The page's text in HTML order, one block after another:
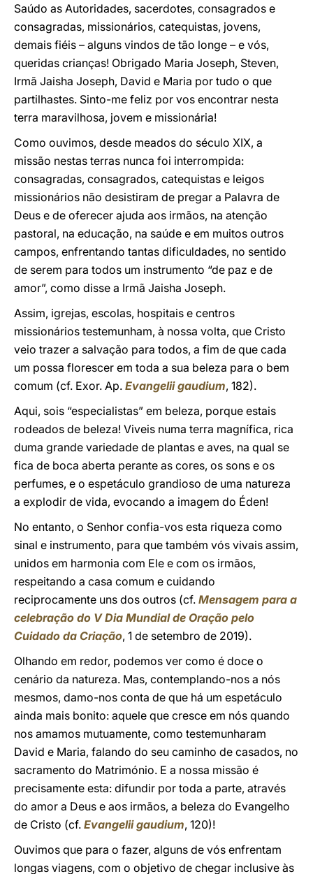
Saúdo as Autoridades, sacerdotes, consagrados e
consagradas, missionários, catequistas, jovens,
demais fiéis – alguns vindos de tão longe – e vós,
queridas crianças! Obrigado Maria Joseph, Steven,
Irmã Jaisha Joseph, David e Maria por tudo o que
partilhastes. Sinto-me feliz por vos encontrar nesta
terra maravilhosa, jovem e missionária!
Como ouvimos, desde meados do século XIX, a
missão nestas terras nunca foi interrompida:
consagradas, consagrados, catequistas e leigos
missionários não desistiram de pregar a Palavra de
Deus e de oferecer ajuda aos irmãos, na atenção
pastoral, na educação, na saúde e em muitos outros
campos, enfrentando tantas dificuldades, no sentido
de serem para todos um instrumento “de paz e de
amor”, como disse a Irmã Jaisha Joseph.
Assim, igrejas, escolas, hospitais e centros
missionários testemunham, à nossa volta, que Cristo
veio trazer a salvação para todos, a fim de que cada
um possa florescer em toda a sua beleza para o bem
comum (cf. Exor. Ap. Evangelii gaudium, 182).
Aqui, sois “especialistas” em beleza, porque estais
rodeados de beleza! Viveis numa terra magnífica, rica
duma grande variedade de plantas e aves, na qual se
fica de boca aberta perante as cores, os sons e os
perfumes, e o espetáculo grandioso de uma natureza
a explodir de vida, evocando a imagem do Éden!
No entanto, o Senhor confia-vos esta riqueza como
sinal e instrumento, para que também vós vivais assim,
unidos em harmonia com Ele e com os irmãos,
respeitando a casa comum e cuidando
reciprocamente uns dos outros (cf. Mensagem para a
celebração do V Dia Mundial de Oração pelo
Cuidado da Criação, 1 de setembro de 2019).
Olhando em redor, podemos ver como é doce o
cenário da natureza. Mas, contemplando-nos a nós
mesmos, damo-nos conta de que há um espetáculo
ainda mais bonito: aquele que cresce em nós quando
nos amamos mutuamente, como testemunharam
David e Maria, falando do seu caminho de casados, no
sacramento do Matrimónio. E a nossa missão é
precisamente esta: difundir por toda a parte, através
do amor a Deus e aos irmãos, a beleza do Evangelho
de Cristo (cf. Evangelii gaudium, 120)!
Ouvimos que para o fazer, alguns de vós enfrentam
longas viagens, com o objetivo de chegar inclusive às